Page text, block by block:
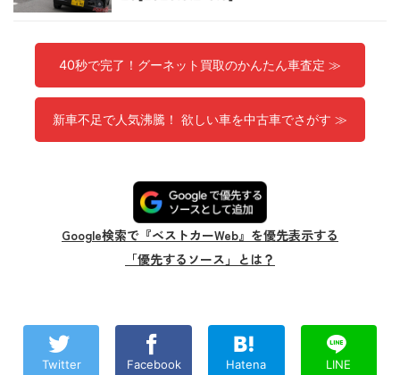
40秒で完了！グーネット買取のかんたん車査定 ≫
新車不足で人気沸騰！ 欲しい車を中古車でさがす ≫
Google検索で『ベストカーWeb』を優先表示する
「優先するソース」とは？
Twitter Facebook Hatena LINE